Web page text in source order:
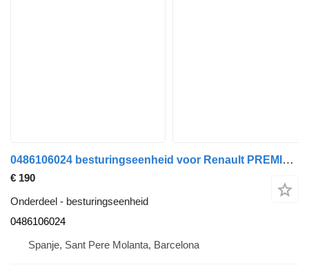
0486106024 besturingseenheid voor Renault PREMIUM 420 vrachtwagen
€ 190
Onderdeel - besturingseenheid
0486106024
Spanje, Sant Pere Molanta, Barcelona